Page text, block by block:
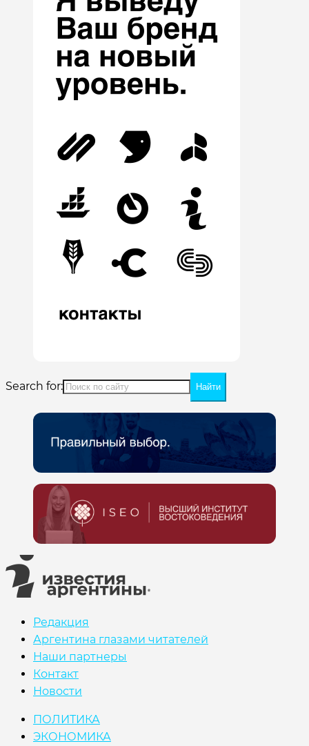
Search for:
Редакция
Аргентина глазами читателей
Наши партнеры
Контакт
Новости
ПОЛИТИКА
ЭКОНОМИКА